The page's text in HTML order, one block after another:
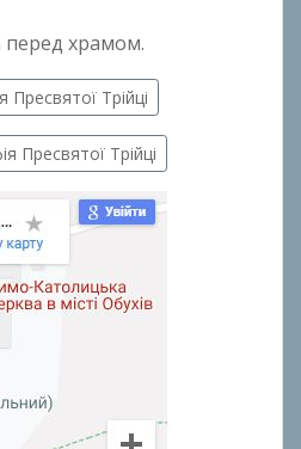
перед храмом.
Пресвятої Трійці
Пресвятої Трійці